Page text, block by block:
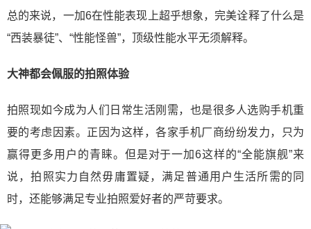
总的来说，一加6在性能表现上超乎想象，完美诠释了什么是
“西装暴徒”、“性能怪兽”，顶级性能水平无须解释。
大神都会佩服的拍照体验
拍照现如今成为人们日常生活刚需，也是很多人选购手机重
要的考虑因素。正因为这样，各家手机厂商纷纷发力，只为
赢得更多用户的青睐。但是对于一加6这样的“全能旗舰”来
说，拍照实力自然毋庸置疑，满足普通用户生活所需的同
时，还能够满足专业拍照爱好者的严苛要求。